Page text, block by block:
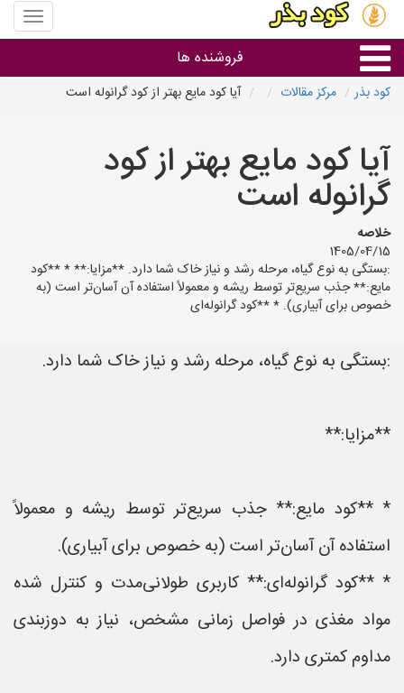
منوی
سایت
بذر
فروشنده ها
استان ها
کود بذر مرکز مقالات آیا کود مایع بهتر از کود گرانوله است
آیا کود مایع بهتر از کود
گرانوله است
خلاصه
1405/04/15
:بستگی به نوع گیاه، مرحله رشد و نیاز خاک شما دارد. **مزایا:** * **کود
مایع:** جذب سریع‌تر توسط ریشه و معمولاً استفاده آن آسان‌تر است (به
خصوص برای آبیاری). * **کود گرانوله‌ای
:بستگی به نوع گیاه، مرحله رشد و نیاز خاک شما دارد.
**مزایا:**
* **کود مایع:** جذب سریع‌تر توسط ریشه و معمولاً
استفاده آن آسان‌تر است (به خصوص برای آبیاری).
* **کود گرانوله‌ای:** کاربری طولانی‌مدت و کنترل شده
مواد مغذی در فواصل زمانی مشخص، نیاز به دوزبندی
مداوم کمتری دارد.